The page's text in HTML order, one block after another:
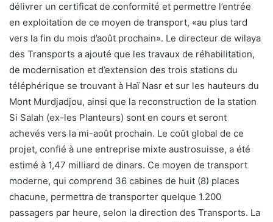
délivrer un certificat de conformité et permettre l’entrée
en exploitation de ce moyen de transport, «au plus tard
vers la fin du mois d’août prochain». Le directeur de wilaya
des Transports a ajouté que les travaux de réhabilitation,
de modernisation et d’extension des trois stations du
téléphérique se trouvant à Haï Nasr et sur les hauteurs du
Mont Murdjadjou, ainsi que la reconstruction de la station
Si Salah (ex-les Planteurs) sont en cours et seront
achevés vers la mi-août prochain. Le coût global de ce
projet, confié à une entreprise mixte austrosuisse, a été
estimé à 1,47 milliard de dinars. Ce moyen de transport
moderne, qui comprend 36 cabines de huit (8) places
chacune, permettra de transporter quelque 1.200
passagers par heure, selon la direction des Transports. La